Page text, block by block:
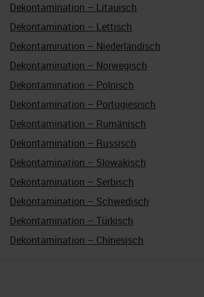
Dekontamination – Litauisch
Dekontamination – Lettisch
Dekontamination – Niederländisch
Dekontamination – Norwegisch
Dekontamination – Polnisch
Dekontamination – Portugiesisch
Dekontamination – Rumänisch
Dekontamination – Russisch
Dekontamination – Slowakisch
Dekontamination – Serbisch
Dekontamination – Schwedisch
Dekontamination – Türkisch
Dekontamination – Chinesisch